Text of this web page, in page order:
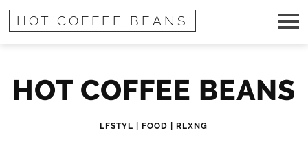
HOT COFFEE BEANS
HOT COFFEE BEANS
LFSTYL | FOOD | RLXNG